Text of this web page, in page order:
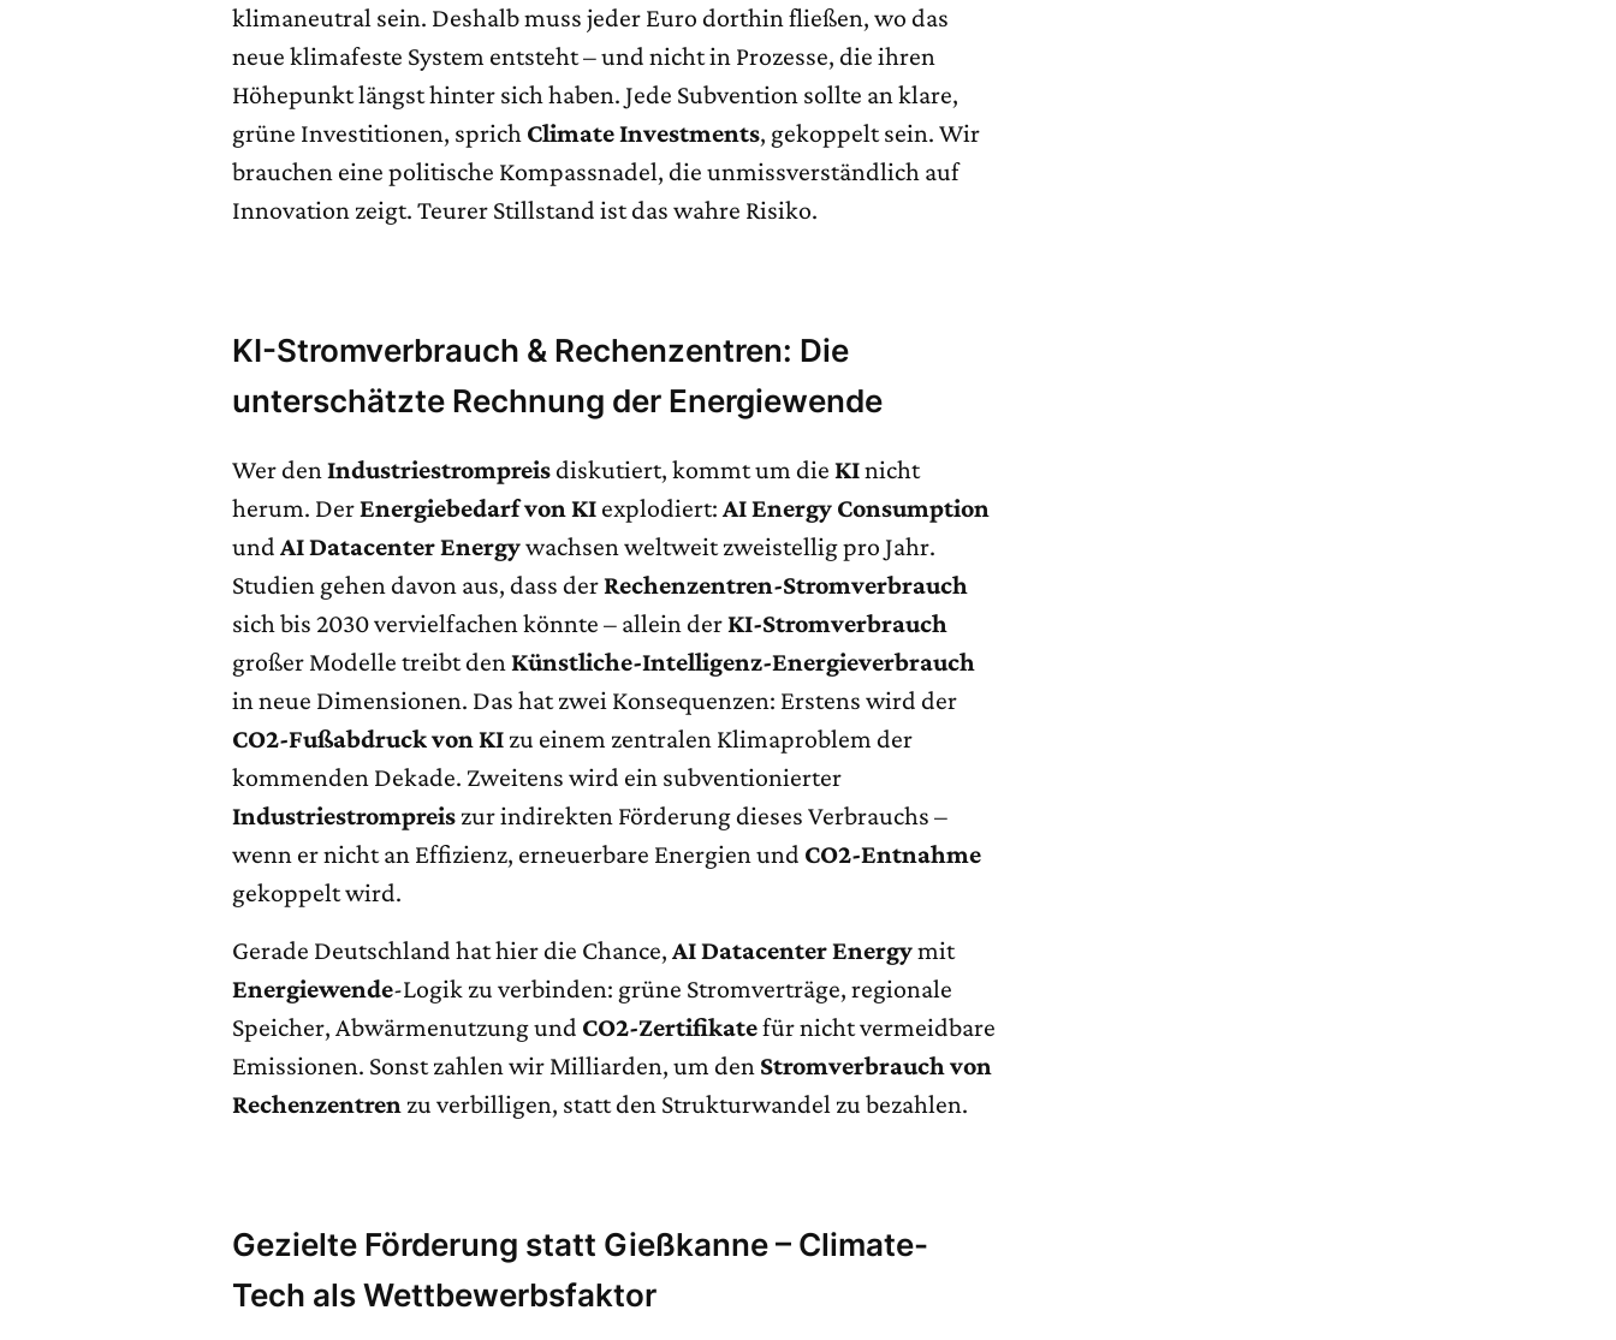
klimaneutral sein. Deshalb muss jeder Euro dorthin fließen, wo das
neue klimafeste System entsteht – und nicht in Prozesse, die ihren
Höhepunkt längst hinter sich haben. Jede Subvention sollte an klare,
grüne Investitionen, sprich Climate Investments, gekoppelt sein. Wir
brauchen eine politische Kompassnadel, die unmissverständlich auf
Innovation zeigt. Teurer Stillstand ist das wahre Risiko.
KI-Stromverbrauch & Rechenzentren: Die
unterschätzte Rechnung der Energiewende
Wer denIndustriestrompreisdiskutiert, kommt um dieKInicht
herum. DerEnergiebedarf von KI explodiert:AI Energy Consumption
undAI Datacenter Energywachsen weltweit zweistellig pro Jahr.
Studien gehen davon aus, dass derRechenzentren-Stromverbrauch
sich bis 2030 vervielfachen könnte – allein derKI-Stromverbrauch
großer Modelle treibt denKünstliche-Intelligenz-Energieverbrauch
in neue Dimensionen. Das hat zwei Konsequenzen: Erstens wird der
CO2-Fußabdruck von KI zu einem zentralen Klimaproblem der
kommenden Dekade. Zweitens wird ein subventionierter
Industriestrompreis zur indirekten Förderung dieses Verbrauchs –
wenn er nicht an Effizienz, erneuerbare Energien und CO2-Entnahme
gekoppelt wird.
Gerade Deutschland hat hier die Chance,AI Datacenter Energymit
Energiewende-Logik zu verbinden: grüne Stromverträge, regionale
Speicher, Abwärmenutzung und CO2-Zertifikatefür nicht vermeidbare
Emissionen. Sonst zahlen wir Milliarden, um den Stromverbrauch von
Rechenzentren zu verbilligen, statt den Strukturwandel zu bezahlen.
Gezielte Förderung statt Gießkanne – Climate-
Tech als Wettbewerbsfaktor